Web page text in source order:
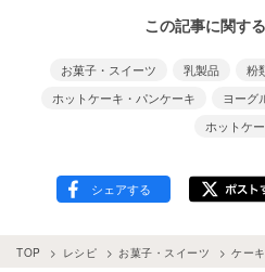
この記事に関す
お菓子・スイーツ 乳製品 粉
ホットケーキ・パンケーキ
ヨーグ
ホットケ
TOP レシピ お菓子・スイーツ ケーキ